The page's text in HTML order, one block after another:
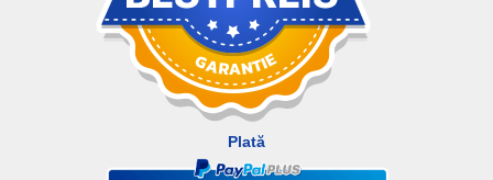
Plată